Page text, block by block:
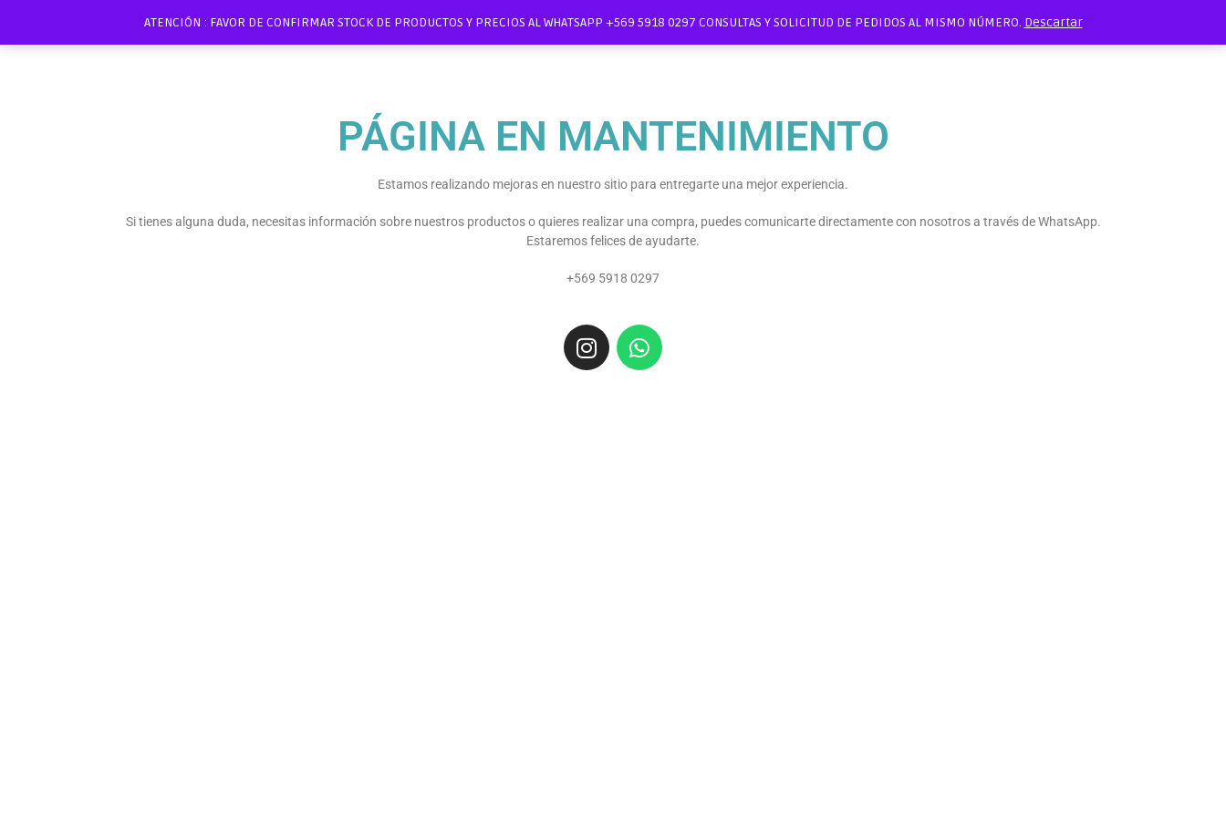
ATENCIÓN : FAVOR DE CONFIRMAR STOCK DE PRODUCTOS Y PRECIOS AL WHATSAPP +569 5918 0297 CONSULTAS Y SOLICITUD DE PEDIDOS AL MISMO NÚMERO. Descartar
PÁGINA EN MANTENIMIENTO
Estamos realizando mejoras en nuestro sitio para entregarte una mejor experiencia.
Si tienes alguna duda, necesitas información sobre nuestros productos o quieres realizar una compra, puedes comunicarte directamente con nosotros a través de WhatsApp.
Estaremos felices de ayudarte.
+569 5918 0297